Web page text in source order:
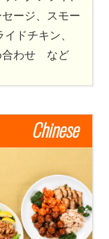
ージ、スモー
ドチキン、
合わせ など
Chinese